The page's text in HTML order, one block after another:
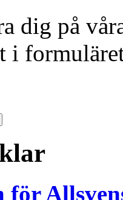
dig på
i
för